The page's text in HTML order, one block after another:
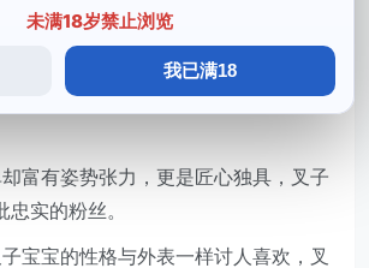
未满18岁禁止浏览
我已满18
裤跪趴姿势
人的cos博主，无论是作为一个
优秀的艺术家，令人背带裤过目难
富有姿势张力，更是匠心独具，叉子
实的粉丝。
宝宝的性格与外表一样讨人喜欢，叉